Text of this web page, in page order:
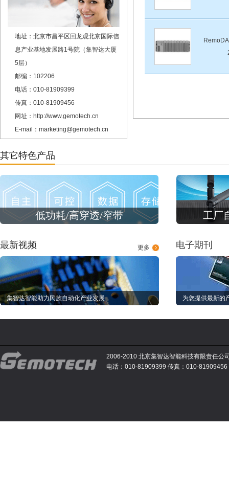
地址：北京市昌平区回龙观北京国际信
息产业基地发展路1号院（集智达大厦
5层）
邮编：102206
电话：010-81909399
传真：010-81909456
网址：http://www.gemotech.cn
E-mail：marketing@gemotech.cn
其它特色产品
低功耗/高穿透/窄带 工厂
更多
最新视频
集智达智能助力民族自动化产业发展
电子期刊
为您提供最新的
2006-2010 北京集智达智能科技有限责任公
电话：010-81909399 传真：010-